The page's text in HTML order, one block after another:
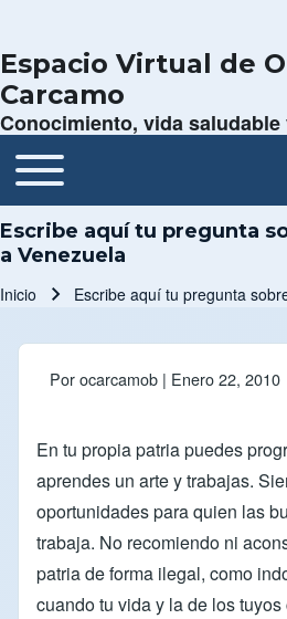
Espacio Virtual de
Carcamo
Conocimiento, vida
Navegación principal
Toggle main menu
Escribe aquí tu pregunta
a Venezuela
Inicio Escribe aquí tu pregunta
Porocarcamob | Enero 22, 2010
En tu propia patria puedes
aprendes un arte y trabajas.
oportunidades para quien las
trabaja. No recomiendo ni
patria de forma ilegal, como
cuando tu vida y la de los